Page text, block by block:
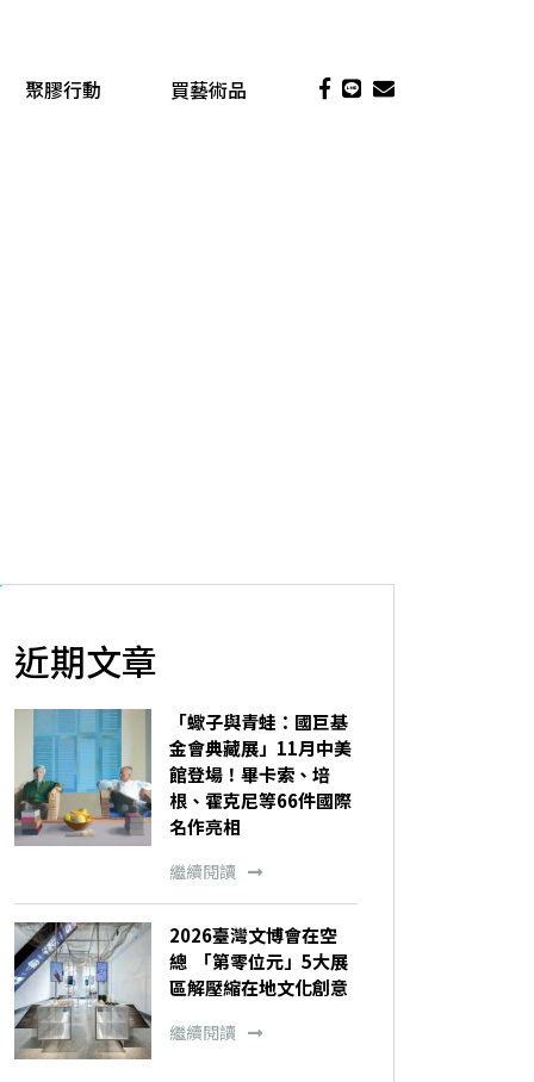
聚膠行動 買藝術品
近期文章
「蠍子與青蛙：國巨基
金會典藏展」11月中美
館登場！畢卡索、培
根、霍克尼等66件國際
名作亮相
繼續閱讀
2026臺灣文博會在空
總 「第零位元」5大展
區解壓縮在地文化創意
繼續閱讀